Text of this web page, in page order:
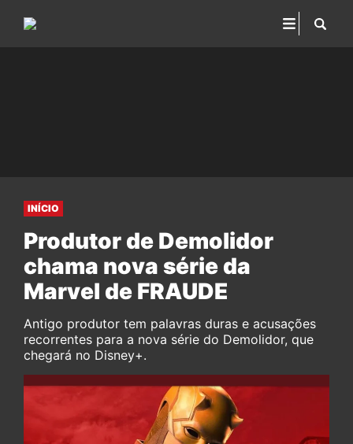
INÍCIO
Produtor de Demolidor
chama nova série da
Marvel de FRAUDE
Antigo produtor tem palavras duras e acusações
recorrentes para a nova série do Demolidor, que
chegará no Disney+.